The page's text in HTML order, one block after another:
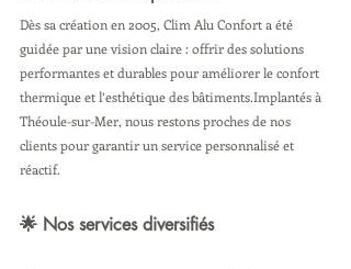
Dès sa création en 2005, Clim Alu Confort a été
guidée par une vision claire : offrir des solutions
performantes et durables pour améliorer le confort
thermique et l’esthétique des bâtiments.Implantés à
Théoule-sur-Mer, nous restons proches de nos
clients pour garantir un service personnalisé et
réactif.
🌟 Nos services diversifiés